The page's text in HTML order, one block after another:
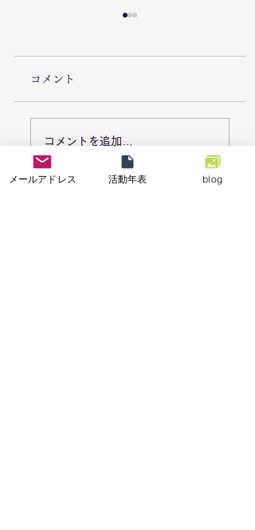
7/26「栃木県足利市で
豪雨災害による復旧支
コメント
コメントを追加…
メールアドレス 活動年表 blog